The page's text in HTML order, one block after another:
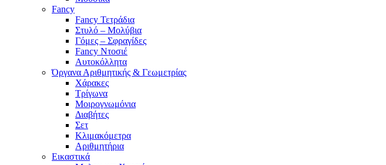
Fancy
Fancy Τετράδια
Στυλό – Μολύβια
Γόμες – Σφραγίδες
Fancy Ντοσιέ
Αυτοκόλλητα
Όργανα Αριθμητικής & Γεωμετρίας
Χάρακες
Τρίγωνα
Mοιρογνωμόνια
Διαβήτες
Σετ
Κλιμακόμετρα
Αριθμητήρια
Εικαστικά